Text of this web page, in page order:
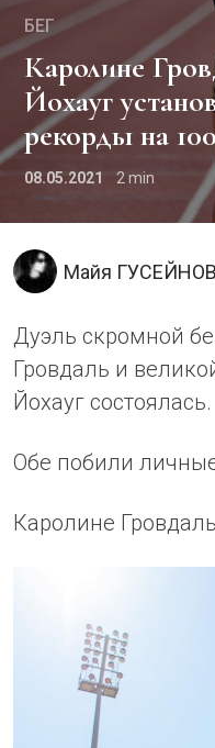
БЕГ
Каролине Гровдаль и Терезе
Йохауг
рекорды на
08.05.2021 2
Майя
Дуэль скромной
Гровдаль и
Йохауг состоялась.
Обе побили
Каролине